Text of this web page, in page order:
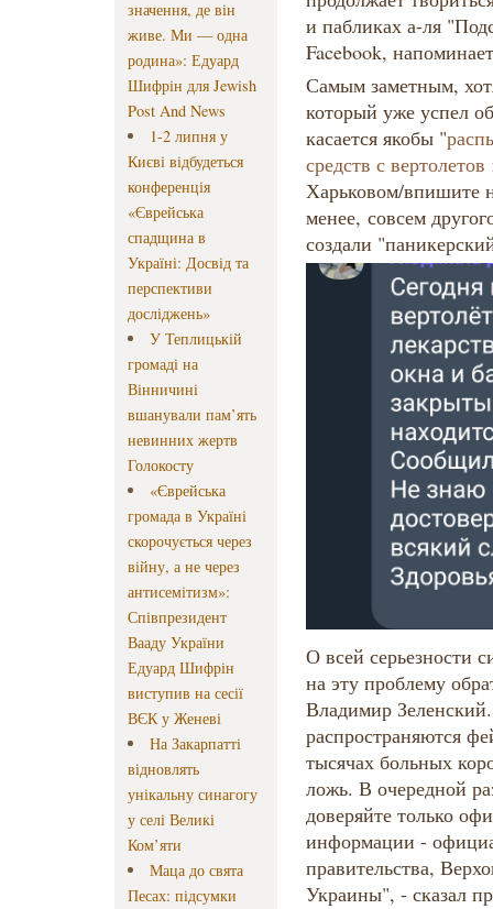
значення, де він
живе. Ми — одна
родина»: Едуард
Шифрін для Jewish
Post And News
1-2 липня у
Києві відбудеться
конференція
«Єврейська
спадщина в
Україні: Досвід та
перспективи
досліджень»
У Теплицькій
громаді на
Вінничині
вшанували пам’ять
невинних жертв
Голокосту
«Єврейська
громада в Україні
скорочується через
війну, а не через
антисемітизм»:
Співпрезидент
Вааду України
Едуард Шифрін
виступив на сесії
ВЄК у Женеві
На Закарпатті
відновлять
унікальну синагогу
у селі Великі
Ком’яти
Маца до свята
Песах: підсумки
и пабликах а-ля
Facebook,
Самым заметным,
который уже успел
касается якобы "
средств с вертолетов
Харьковом/впишите
менее, совсем
создали
О всей серьезности
на эту проблему
Владимир
распространяются
тысячах больных
ложь. В очередной
доверяйте только
информации -
правительства,
Украины", - сказал